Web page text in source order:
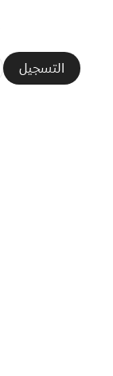
التسجيل